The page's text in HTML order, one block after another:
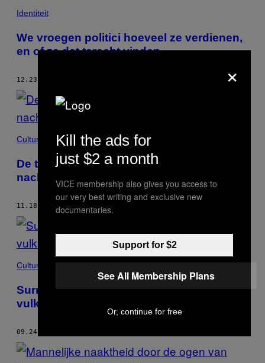
Identiteit
We vroegen politici hoeveel ze verdienen,
en of ze dat terecht vinden
12.23.20
Culture
De toiletdame van de legendarische
nachtclub Fuse in Brussel
11.18.20 DOOR HANNA PALLOT
Culture
Surrealistische foto’s van uitbarstende
vulkanen
09.24.20
×
Kill the ads for
just $2 a month
VICE membership also gives you access to
our very best writing and exclusive new
documentaries.
Support for $2
See All Membership Plans
Or, continue for free